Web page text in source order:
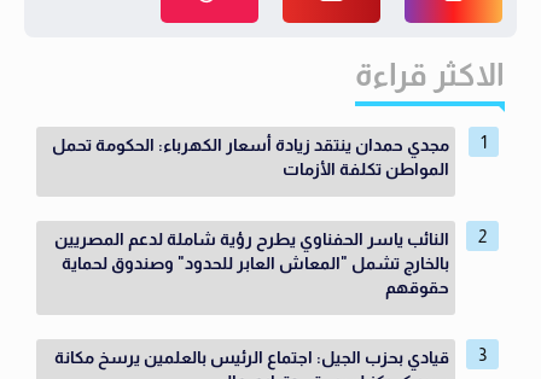
الاكثر قراءة
مجدي حمدان ينتقد زيادة أسعار الكهرباء: الحكومة تحمل
المواطن تكلفة الأزمات
النائب ياسر الحفناوي يطرح رؤية شاملة لدعم المصريين
بالخارج تشمل "المعاش العابر للحدود" وصندوق لحماية
حقوقهم
قيادي بحزب الجيل: اجتماع الرئيس بالعلمين يرسخ مكانة